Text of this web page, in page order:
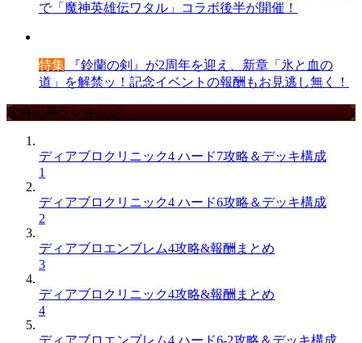
で「魔神英雄伝ワタル」コラボ後半が開催！
特集 『鈴蘭の剣』が2周年を迎え、新章「氷と血の
道」を解禁ッ！記念イベントの報酬もお見逃し無く！
攻略記事ランキング
ディアブロクリニック4 ハード7攻略＆デッキ構成
1
ディアブロクリニック4 ハード6攻略＆デッキ構成
2
ディアブロエンブレム4攻略&報酬まとめ
3
ディアブロクリニック4攻略&報酬まとめ
4